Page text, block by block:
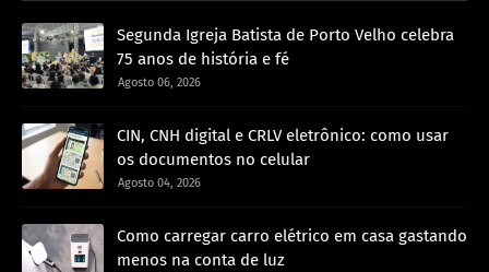
Segunda Igreja Batista de Porto Velho celebra
75 anos de história e fé
Agosto 06, 2026
CIN, CNH digital e CRLV eletrônico: como usar
os documentos no celular
Agosto 04, 2026
Como carregar carro elétrico em casa gastando
menos na conta de luz